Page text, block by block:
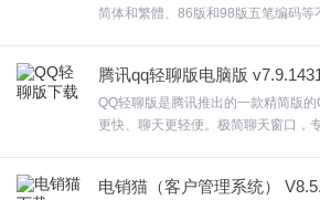
众软件园下载体验。
简体和繁體、86版和98版五笔编码等
想”前的勾选即可。欢迎来合众软件园
QQ轻聊版是腾讯推出的一款精简版
更快、聊天更轻便。极简聊天窗口，
盘、共享文件、QQ邮箱等多种功能，
电销猫（客户管理系统）